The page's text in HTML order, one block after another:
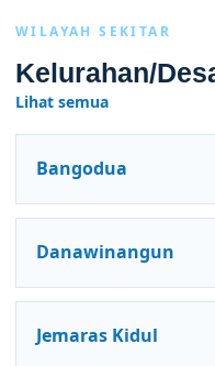
WILAYAH SEKITAR
Kelurahan/
Lihat semua
Bangodua
Danawinangun
Jemaras Kidul